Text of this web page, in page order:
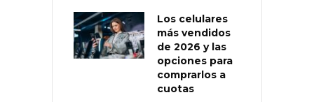
Los celulares
más vendidos
de 2026 y las
opciones para
comprarlos a
cuotas